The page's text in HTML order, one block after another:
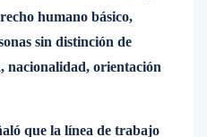
humano básico,
sin distinción de
nacionalidad, orientación
que la línea de trabajo